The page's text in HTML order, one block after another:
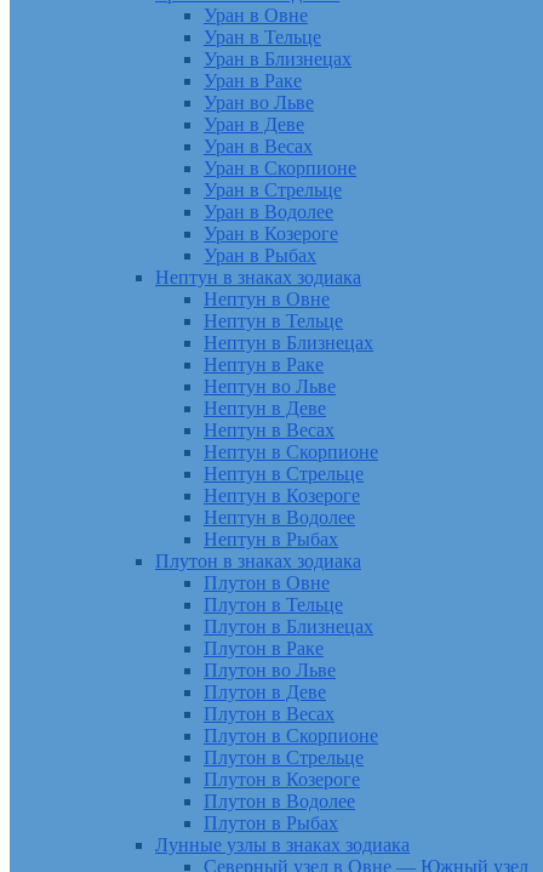
Уран в Овне
Уран в Тельце
Уран в Близнецах
Уран в Раке
Уран во Льве
Уран в Деве
Уран в Весах
Уран в Скорпионе
Уран в Стрельце
Уран в Водолее
Уран в Козероге
Уран в Рыбах
Нептун в знаках зодиака
Нептун в Овне
Нептун в Тельце
Нептун в Близнецах
Нептун в Раке
Нептун во Льве
Нептун в Деве
Нептун в Весах
Нептун в Скорпионе
Нептун в Стрельце
Нептун в Козероге
Нептун в Водолее
Нептун в Рыбах
Плутон в знаках зодиака
Плутон в Овне
Плутон в Тельце
Плутон в Близнецах
Плутон в Раке
Плутон во Льве
Плутон в Деве
Плутон в Весах
Плутон в Скорпионе
Плутон в Стрельце
Плутон в Козероге
Плутон в Водолее
Плутон в Рыбах
Лунные узлы в знаках зодиака
Северный узел в Овне — Южный узел